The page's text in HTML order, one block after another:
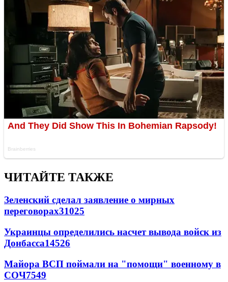
ЧИТАЙТЕ ТАКЖЕ
Зеленский сделал заявление о мирных
переговорах31025
Украинцы определились насчет вывода войск из
Донбасса14526
Майора ВСП поймали на "помощи" военному в
СОЧ7549